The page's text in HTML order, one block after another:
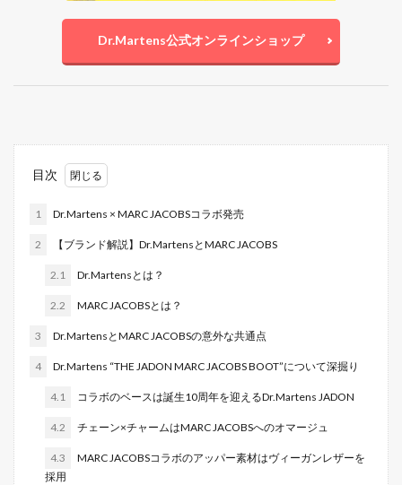
Dr.Martens公式オンラインショップ
目次
1 Dr.Martens × MARC JACOBSコラボ発売
2 【ブランド解説】Dr.MartensとMARC JACOBS
2.1 Dr.Martensとは？
2.2 MARC JACOBSとは？
3 Dr.MartensとMARC JACOBSの意外な共通点
4 Dr.Martens “THE JADON MARC JACOBS BOOT”について深掘り
4.1 コラボのベースは誕生10周年を迎えるDr.Martens JADON
4.2 チェーン×チャームはMARC JACOBSへのオマージュ
4.3
MARC JACOBSコラボのアッパー素材はヴィーガンレザーを
採用